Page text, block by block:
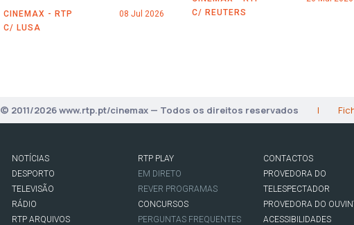
CINEMAX - RTP
C/ LUSA
08 Jul 2026
C/ REUTERS
© 2011/2026 www.rtp.pt/cinemax — Todos os direitos reservados |
NOTÍCIAS
DESPORTO
TELEVISÃO
RÁDIO
RTP ARQUIVOS
RTP PLAY
EM DIRETO
REVER PROGRAMAS
CONCURSOS
PERGUNTAS FREQUENTES
CONTACTOS
PROVEDORA DO
TELESPECTADOR
PROVEDORA DO
ACESSIBILIDADES